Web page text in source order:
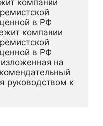
компании
в РФ
компании
в РФ
на
руководством к